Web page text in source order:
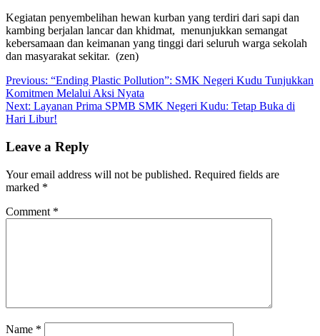
Kegiatan penyembelihan hewan kurban yang terdiri dari sapi dan
kambing berjalan lancar dan khidmat, menunjukkan semangat
kebersamaan dan keimanan yang tinggi dari seluruh warga sekolah
dan masyarakat sekitar. (zen)
Post
navigation
Previous: “Ending Plastic Pollution”: SMK Negeri Kudu Tunjukkan
Komitmen Melalui Aksi Nyata
Next: Layanan Prima SPMB SMK Negeri Kudu: Tetap Buka di
Hari Libur!
Leave a Reply
Your email address will not be published. Required fields are
marked *
Comment *
Name *